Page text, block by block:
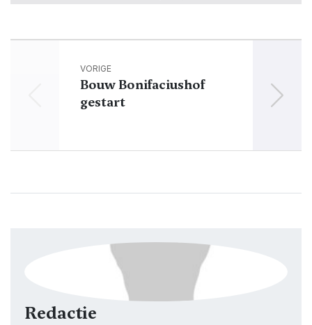
VORIGE
Bouw Bonifaciushof
gestart
Redactie